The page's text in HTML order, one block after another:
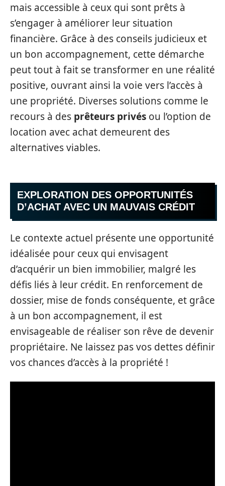
mais accessible à ceux qui sont prêts à
s’engager à améliorer leur situation
financière. Grâce à des conseils judicieux et
un bon accompagnement, cette démarche
peut tout à fait se transformer en une réalité
positive, ouvrant ainsi la voie vers l’accès à
une propriété. Diverses solutions comme le
recours à des prêteurs privés ou l’option de
location avec achat demeurent des
alternatives viables.
EXPLORATION DES OPPORTUNITÉS
D’ACHAT AVEC UN MAUVAIS CRÉDIT
Le contexte actuel présente une opportunité
idéalisée pour ceux qui envisagent
d’acquérir un bien immobilier, malgré les
défis liés à leur crédit. En renforcement de
dossier, mise de fonds conséquente, et grâce
à un bon accompagnement, il est
envisageable de réaliser son rêve de devenir
propriétaire. Ne laissez pas vos dettes définir
vos chances d’accès à la propriété !